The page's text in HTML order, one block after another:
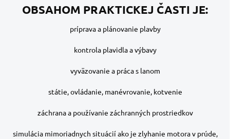
OBSAHOM PRAKTICKEJ ČASTI JE:
príprava a plánovanie plavby
kontrola plavidla a výbavy
vyväzovanie a práca s lanom
státie, ovládanie, manévrovanie, kotvenie
záchrana a používanie záchranných prostriedkov
simulácia mimoriadnych situácií ako je zlyhanie motora v prúde,